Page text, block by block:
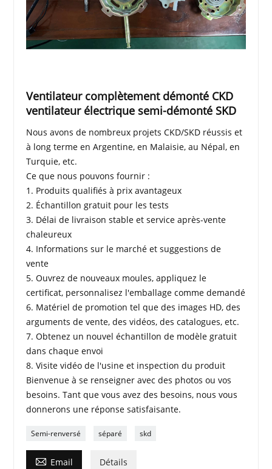
Ventilateur complètement démonté CKD
ventilateur électrique semi-démonté SKD
Nous avons de nombreux projets CKD/SKD réussis et
à long terme en Argentine, en Malaisie, au Népal, en
Turquie, etc.
Ce que nous pouvons fournir :
1. Produits qualifiés à prix avantageux
2. Échantillon gratuit pour les tests
3. Délai de livraison stable et service après-vente
chaleureux
4. Informations sur le marché et suggestions de
vente
5. Ouvrez de nouveaux moules, appliquez le
certificat, personnalisez l'emballage comme demandé
6. Matériel de promotion tel que des images HD, des
arguments de vente, des vidéos, des catalogues, etc.
7. Obtenez un nouvel échantillon de modèle gratuit
dans chaque envoi
8. Visite vidéo de l'usine et inspection du produit
Bienvenue à se renseigner avec des photos ou vos
besoins. Tant que vous avez des besoins, nous vous
donnerons une réponse satisfaisante.
Semi-renversé séparé skd
 Email Détails